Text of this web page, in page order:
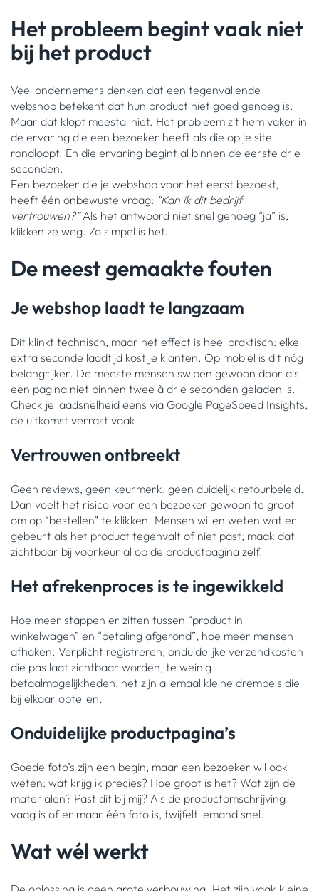
Het probleem begint vaak niet
bij het product
Veel ondernemers denken dat een tegenvallende
webshop betekent dat hun product niet goed genoeg is.
Maar dat klopt meestal niet. Het probleem zit hem vaker in
de ervaring die een bezoeker heeft als die op je site
rondloopt. En die ervaring begint al binnen de eerste drie
seconden.
Een bezoeker die je webshop voor het eerst bezoekt,
heeft één onbewuste vraag: “Kan ik dit bedrijf
vertrouwen?”Als het antwoord niet snel genoeg “ja” is,
klikken ze weg. Zo simpel is het.
De meest gemaakte fouten
Je webshop laadt te langzaam
Dit klinkt technisch, maar het effect is heel praktisch: elke
extra seconde laadtijd kost je klanten. Op mobiel is dit nóg
belangrijker. De meeste mensen swipen gewoon door als
een pagina niet binnen twee à drie seconden geladen is.
Check je laadsnelheid eens via Google PageSpeed Insights,
de uitkomst verrast vaak.
Vertrouwen ontbreekt
Geen reviews, geen keurmerk, geen duidelijk retourbeleid.
Dan voelt het risico voor een bezoeker gewoon te groot
om op “bestellen” te klikken. Mensen willen weten wat er
gebeurt als het product tegenvalt of niet past; maak dat
zichtbaar bij voorkeur al op de productpagina zelf.
Het afrekenproces is te ingewikkeld
Hoe meer stappen er zitten tussen “product in
winkelwagen” en “betaling afgerond”, hoe meer mensen
afhaken. Verplicht registreren, onduidelijke verzendkosten
die pas laat zichtbaar worden, te weinig
betaalmogelijkheden, het zijn allemaal kleine drempels die
bij elkaar optellen.
Onduidelijke productpagina’s
Goede foto’s zijn een begin, maar een bezoeker wil ook
weten: wat krijg ik precies? Hoe groot is het? Wat zijn de
materialen? Past dit bij mij? Als de productomschrijving
vaag is of er maar één foto is, twijfelt iemand snel.
Wat wél werkt